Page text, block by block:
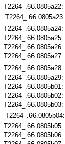
T2264_.66.0805a22:
T2264_.66.0805a23:
T2264_.66.0805a24:
T2264_.66.0805a25:
T2264_.66.0805a26:
T2264_.66.0805a27:
T2264_.66.0805a28:
T2264_.66.0805a29:
T2264_.66.0805b01:
T2264_.66.0805b02:
T2264_.66.0805b03:
T2264_.66.0805b04:
T2264_.66.0805b05:
T2264_.66.0805b06: